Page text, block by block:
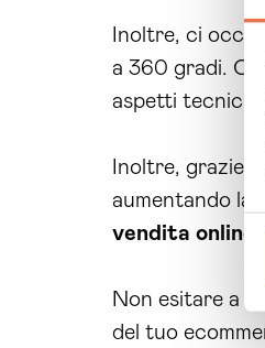
Inoltre, ci
a 360 gradi.
aspetti tecnici
Inoltre, grazie
aumentando la
vendita online
Non esitare a
del tuo